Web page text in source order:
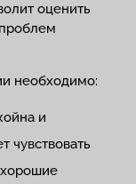
оценить
необходимо:
и
чувствовать